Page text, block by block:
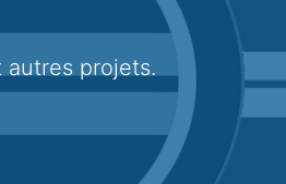
autres projets.